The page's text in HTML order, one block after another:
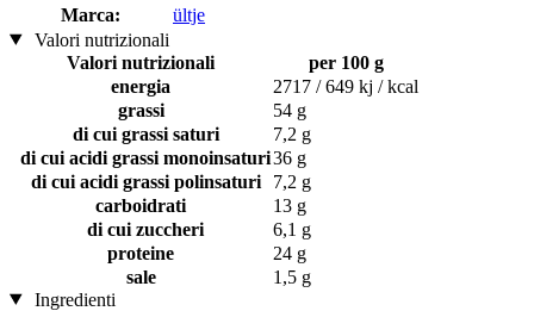
Marca:
ültje
Valori nutrizionali
Valori nutrizionali
per 100 g
energia
2717 / 649 kj / kcal
grassi
54 g
di cui grassi saturi
7,2 g
di cui acidi grassi monoinsaturi36 g
di cui acidi grassi polinsaturi
7,2 g
carboidrati
13 g
di cui zuccheri
6,1 g
proteine
24 g
sale
1,5 g
Ingredienti